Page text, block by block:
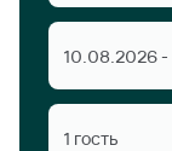
10.08.2026 -
1 гость